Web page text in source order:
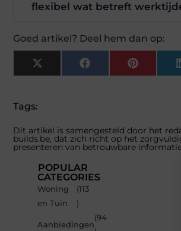
flexibel wat betreft
Goed artikel? Deel hem dan op:
X
(Twitter)
Facebook
Tags:
Dit artikel is samengesteld door het
builds.be, dat zich richt op het
presenteren van betrouwbare
POPULAR
CATEGORIES
Woning
en Tuin
(113
)
Aanbiedingen
(94